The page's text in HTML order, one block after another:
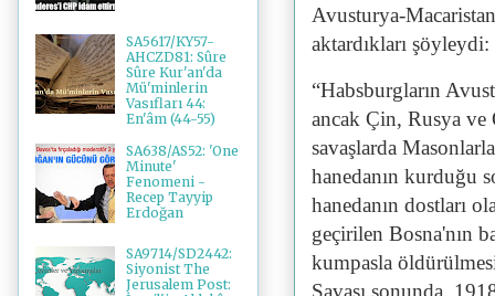
Avusturya-
aktardıkları şöyleydi:
“Habsburgların
ancak Çin, Rusya ve
savaşlarda
hanedanın kurduğu
hanedanın dostları
geçirilen Bosna'nın
kumpasla
Savaşı sonunda,
SA5617/KY57-
AHCZD81: Sûre
Sûre Kur'an'da
Mü'minlerin
Vasıfları 44:
En'âm (44-55)
SA638/AS52: 'One
Minute'
Fenomeni -
Recep Tayyip
Erdoğan
SA9714/SD2442:
Siyonist The
Jerusalem Post: